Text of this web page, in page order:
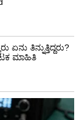
ದಾಖಲು
ಎಸಗಿರುವ